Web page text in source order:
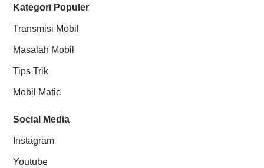
Kategori Populer
Transmisi Mobil
Masalah Mobil
Tips Trik
Mobil Matic
Social Media
Instagram
Youtube